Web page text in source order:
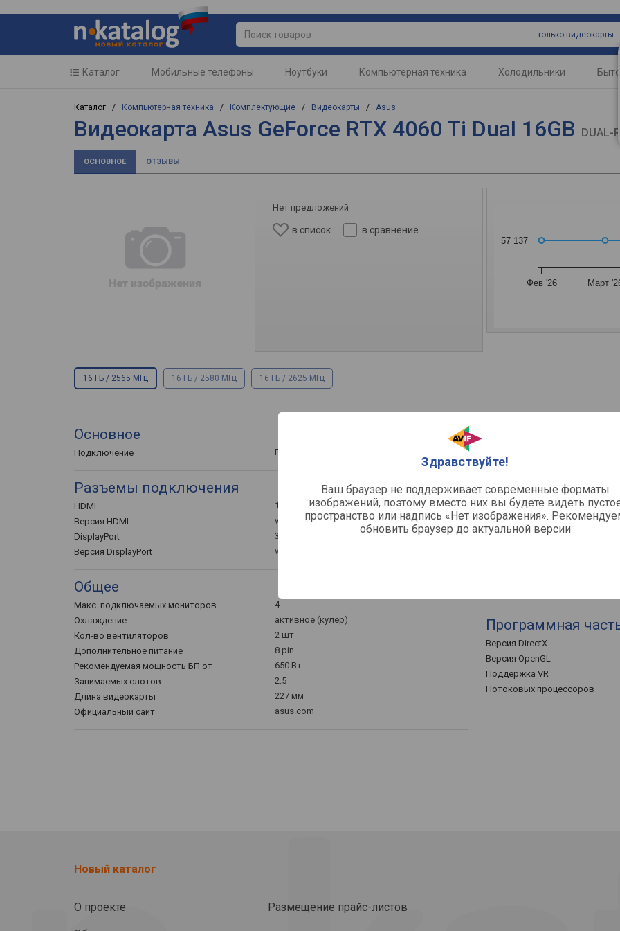
только видеокарты
Здравствуйте!
Ваш браузер не поддерживает современные форматы
изображений, поэтому вместо них вы будете видеть
пространство или надпись «Нет изображения».
обновить браузер до актуальной версии
Каталог Мобильные телефоны Ноутбуки Компьютерная техника Холодильники
Каталог / Компьютерная техника / Комплектующие / Видеокарты / Asus
Видеокарта Asus GeForce RTX 4060 Ti Dual 16GB DUAL-
ОСНОВНОЕ ОТЗЫВЫ
Нет предложений
в список в сравнение
Фев '26 Март
57 137
16 ГБ / 2565 МГц 16 ГБ / 2580 МГц 16 ГБ / 2625 МГц
Основное
Подключение PCI-E v4.0 / x8 /
Разъемы подключения
HDMI
1 шт
Версия HDMI
v.2.1a
DisplayPort
3 шт
Версия DisplayPort
v.1.4a
Общее
Макс. подключаемых мониторов
4
Охлаждение
активное (кулер)
Кол-во вентиляторов
2 шт
Дополнительное питание
8 pin
Рекомендуемая мощность БП от
650 Вт
Занимаемых слотов
2.5
Длина видеокарты
227 мм
Официальный сайт
asus.com
Графический
Архитектура
Тип памяти
Разрядность шины
Частота работы GPU
Программная
Версия DirectX
Версия OpenGL
Поддержка VR
Потоковых процессоров
Новый каталог
О проекте Размещение прайс-листов